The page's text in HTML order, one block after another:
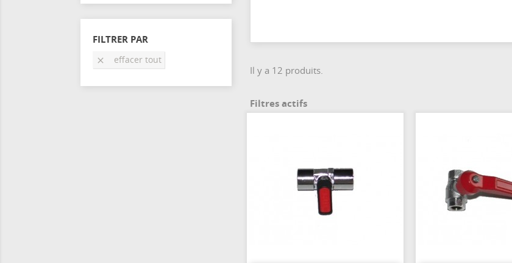
FILTRER PAR
 effacer tout
Il y a 12 produits.
Filtres actifs